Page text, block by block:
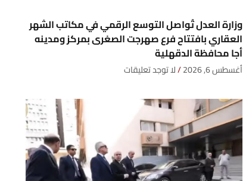
وزارة العدل تُواصل التوسع الرقمي في مكاتب الشهر
العقاري بافتتاح فرع صهرجت الصغرى بمركز ومدينه
أجا محافظة الدقهلية
أغسطس 6, 2026 لا توجد تعليقات